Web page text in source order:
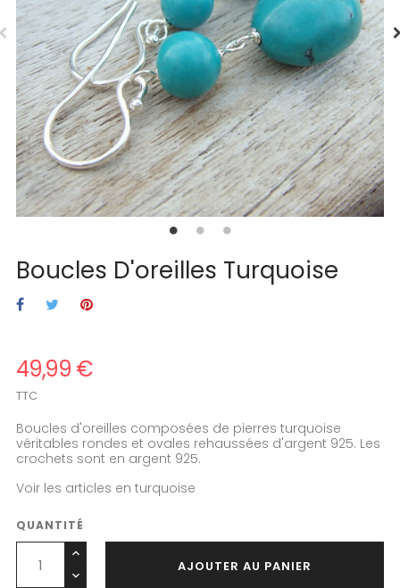
Boucles D'oreilles Turquoise
49,99 €
TTC
Boucles d'oreilles composées de pierres turquoise
véritables rondes et ovales rehaussées d'argent 925. Les
crochets sont en argent 925.
Voir les articles en turquoise
QUANTITÉ
AJOUTER AU PANIER